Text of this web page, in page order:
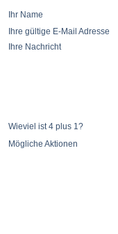
Ihr Name
Ihre gültige E-Mail Adresse
Ihre Nachricht
Wieviel ist 4 plus 1?
Mögliche Aktionen